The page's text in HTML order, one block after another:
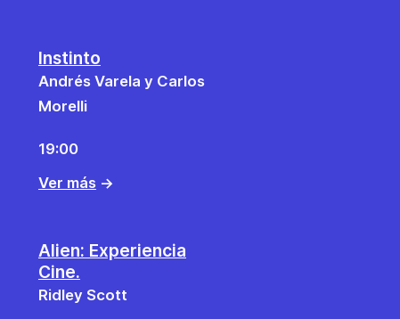
Instinto
Andrés Varela y Carlos
Morelli
19:00
Ver más→
Alien: Experiencia
Cine.
Ridley Scott